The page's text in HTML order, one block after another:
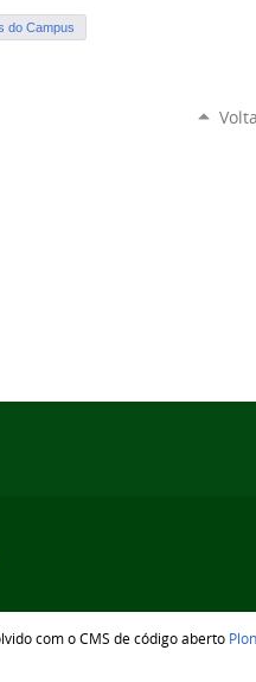
do Campus
com o CMS de código aberto